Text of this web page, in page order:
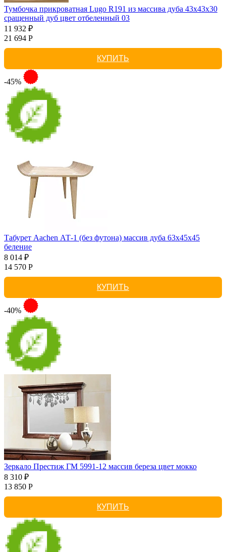
Тумбочка прикроватная Lugo R191 из массива дуба 43х43х30
сращенный дуб цвет отбеленный 03
11 932 ₽
21 694 Р
КУПИТЬ
-45%
Табурет Aachen АТ-1 (без футона) массив дуба 63х45х45
беление
8 014 ₽
14 570 Р
КУПИТЬ
-40%
Зеркало Престиж ГМ 5991-12 массив береза цвет мокко
8 310 ₽
13 850 Р
КУПИТЬ